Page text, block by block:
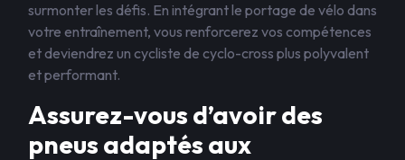
surmonter les défis. En intégrant le portage de vélo dans
votre entraînement, vous renforcerez vos compétences
et deviendrez un cycliste de cyclo-cross plus polyvalent
et performant.
Assurez-vous d’avoir des
pneus adaptés aux